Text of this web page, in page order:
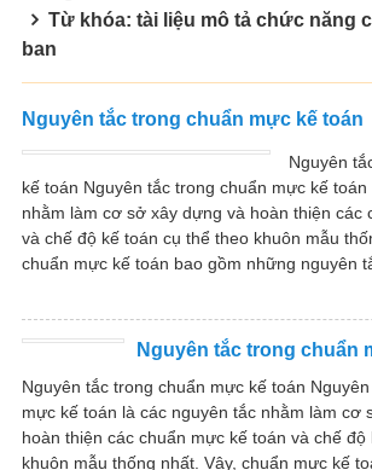
Từ khóa: tài liệu mô tả chức năng
ban
Nguyên tắc trong chuẩn mực kế toán
Nguyên
kế toán Nguyên tắc trong chuẩn mực kế
nhằm làm cơ sở xây dựng và hoàn thiện các
và chế độ kế toán cụ thể theo khuôn mẫu
chuẩn mực kế toán bao gồm những nguyên
Nguyên tắc trong chuẩn
Nguyên tắc trong chuẩn mực kế toán
mực kế toán là các nguyên tắc nhằm làm cơ
hoàn thiện các chuẩn mực kế toán và chế
khuôn mẫu thống nhất. Vậy, chuẩn mực kế